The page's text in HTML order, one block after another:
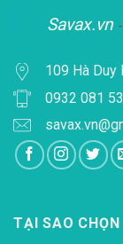
Savax.vn -
109 Hà Duy
0932 081
TẠI SAO